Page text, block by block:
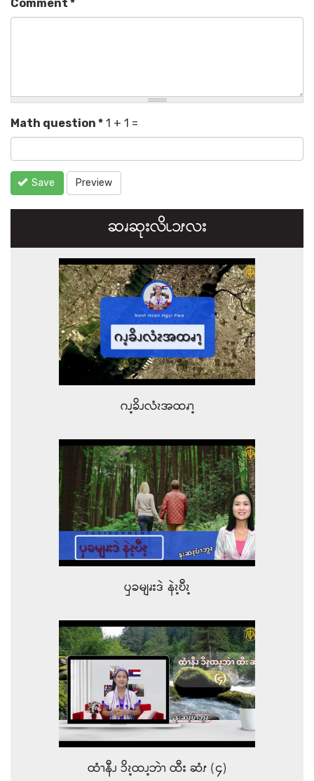
Comment *
Math question * 1 + 1 =
Save Preview
ဆၧဆုးလိၬ၁ၭလး
ဂၪ့ခိၪလံၩအထၧၫ့
ၦခမျၧးဒဲ နဲၩ့ဎီၩ့
ထံၫနီၪ ၥိၩ့ထၪ့ဘဲၫ ထီး ဆံၭ (၄)